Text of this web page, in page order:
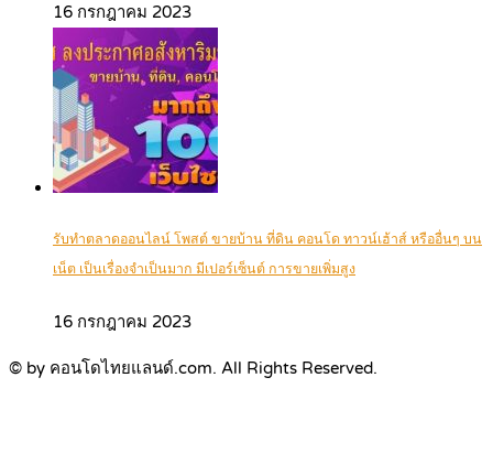
16 กรกฎาคม 2023
รับทำตลาดออนไลน์ โพสต์ ขายบ้าน ที่ดิน คอนโด ทาวน์เฮ้าส์ หรืออื่นๆ บน
เน็ต เป็นเรื่องจำเป็นมาก มีเปอร์เซ็นต์ การขายเพิ่มสูง
16 กรกฎาคม 2023
© by คอนโดไทยแลนด์.com. All Rights Reserved.